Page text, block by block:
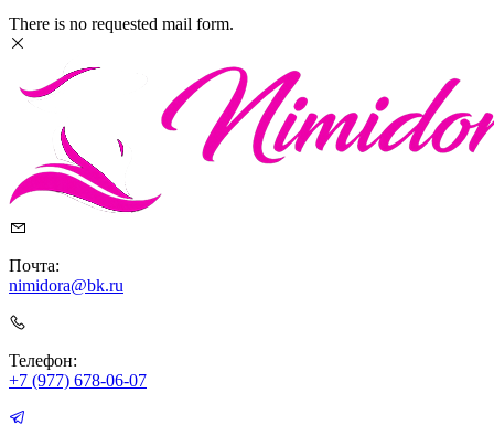
There is no requested mail form.
Почта:
nimidora@bk.ru
Телефон:
+7 (977) 678-06-07